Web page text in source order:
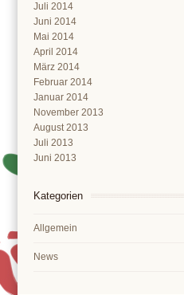
Juli 2014
Juni 2014
Mai 2014
April 2014
März 2014
Februar 2014
Januar 2014
November 2013
August 2013
Juli 2013
Juni 2013
Kategorien
Allgemein
News